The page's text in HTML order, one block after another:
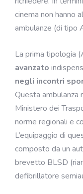
cinema non hanno
ambulanze (di tipo
La prima tipologia
avanzato
negli incontri
Questa ambulanza
Ministero dei
norme regionali e
L’equipaggio di
composto da un
brevetto BLSD
defibrillatore